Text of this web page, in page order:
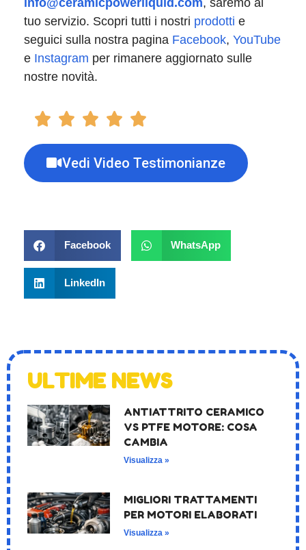
info@ceramicpowerliquid.com, saremo al
tuo servizio. Scopri tutti i nostri prodotti e
seguici sulla nostra pagina Facebook, YouTube
e Instagram per rimanere aggiornato sulle
nostre novità.
Vedi Video Testimonianze
Facebook WhatsApp
LinkedIn
ULTIME NEWS
ANTIATTRITO CERAMICO
VS PTFE MOTORE: COSA
CAMBIA
Visualizza »
MIGLIORI TRATTAMENTI
PER MOTORI ELABORATI
Visualizza »